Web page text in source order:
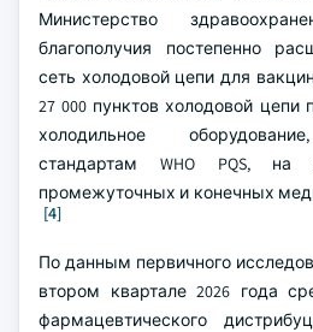
Министерство
благополучия постепенно
сеть холодовой цепи для
27 000 пунктов холодовой цепи
холодильное
стандартам WHO PQS, на
промежуточных и конечных
[4]
По данным первичного
втором квартале 2026 года
фармацевтического